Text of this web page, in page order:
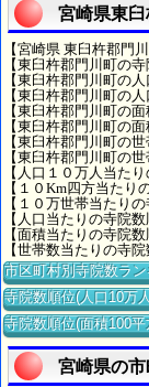
宮崎県東
【宮崎県 東臼杵郡門
【東臼杵郡門川町の
【東臼杵郡門川町の
【東臼杵郡門川町の
【東臼杵郡門川町の
【東臼杵郡門川町の
【東臼杵郡門川町の
【東臼杵郡門川町の
【人口１０万人当た
【１０Km四方当たり
【１０万世帯当たり
【人口当たりの寺院
【面積当たりの寺院
【世帯数当たりの寺
市区町村別寺院数ラ
寺院数順位(人口10万
寺院数順位(面積100
宮崎県の